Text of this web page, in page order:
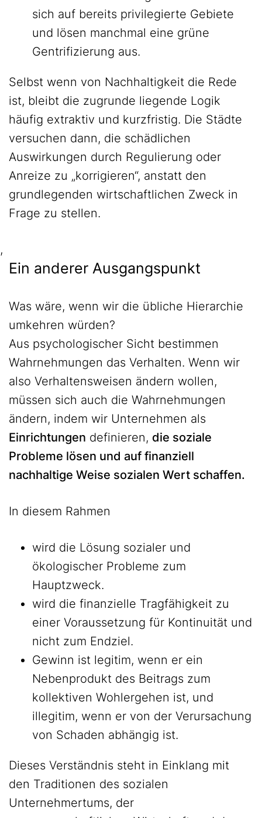
sich auf bereits privilegierte Gebiete
und lösen manchmal eine grüne
Gentrifizierung aus.
Selbst wenn von Nachhaltigkeit die Rede
ist, bleibt die zugrunde liegende Logik
häufig extraktiv und kurzfristig. Die Städte
versuchen dann, die schädlichen
Auswirkungen durch Regulierung oder
Anreize zu „korrigieren“, anstatt den
grundlegenden wirtschaftlichen Zweck in
Frage zu stellen.
,
Ein anderer Ausgangspunkt
Was wäre, wenn wir die übliche Hierarchie
umkehren würden?
Aus psychologischer Sicht bestimmen
Wahrnehmungen das Verhalten. Wenn wir
also Verhaltensweisen ändern wollen,
müssen sich auch die Wahrnehmungen
ändern, indem wir Unternehmen als
Einrichtungen definieren, die soziale
Probleme lösen und auf finanziell
nachhaltige Weise sozialen Wert schaffen.
In diesem Rahmen
wird die Lösung sozialer und
ökologischer Probleme zum
Hauptzweck.
wird die finanzielle Tragfähigkeit zu
einer Voraussetzung für Kontinuität und
nicht zum Endziel.
Gewinn ist legitim, wenn er ein
Nebenprodukt des Beitrags zum
kollektiven Wohlergehen ist, und
illegitim, wenn er von der Verursachung
von Schaden abhängig ist.
Dieses Verständnis steht in Einklang mit
den Traditionen des sozialen
Unternehmertums, der